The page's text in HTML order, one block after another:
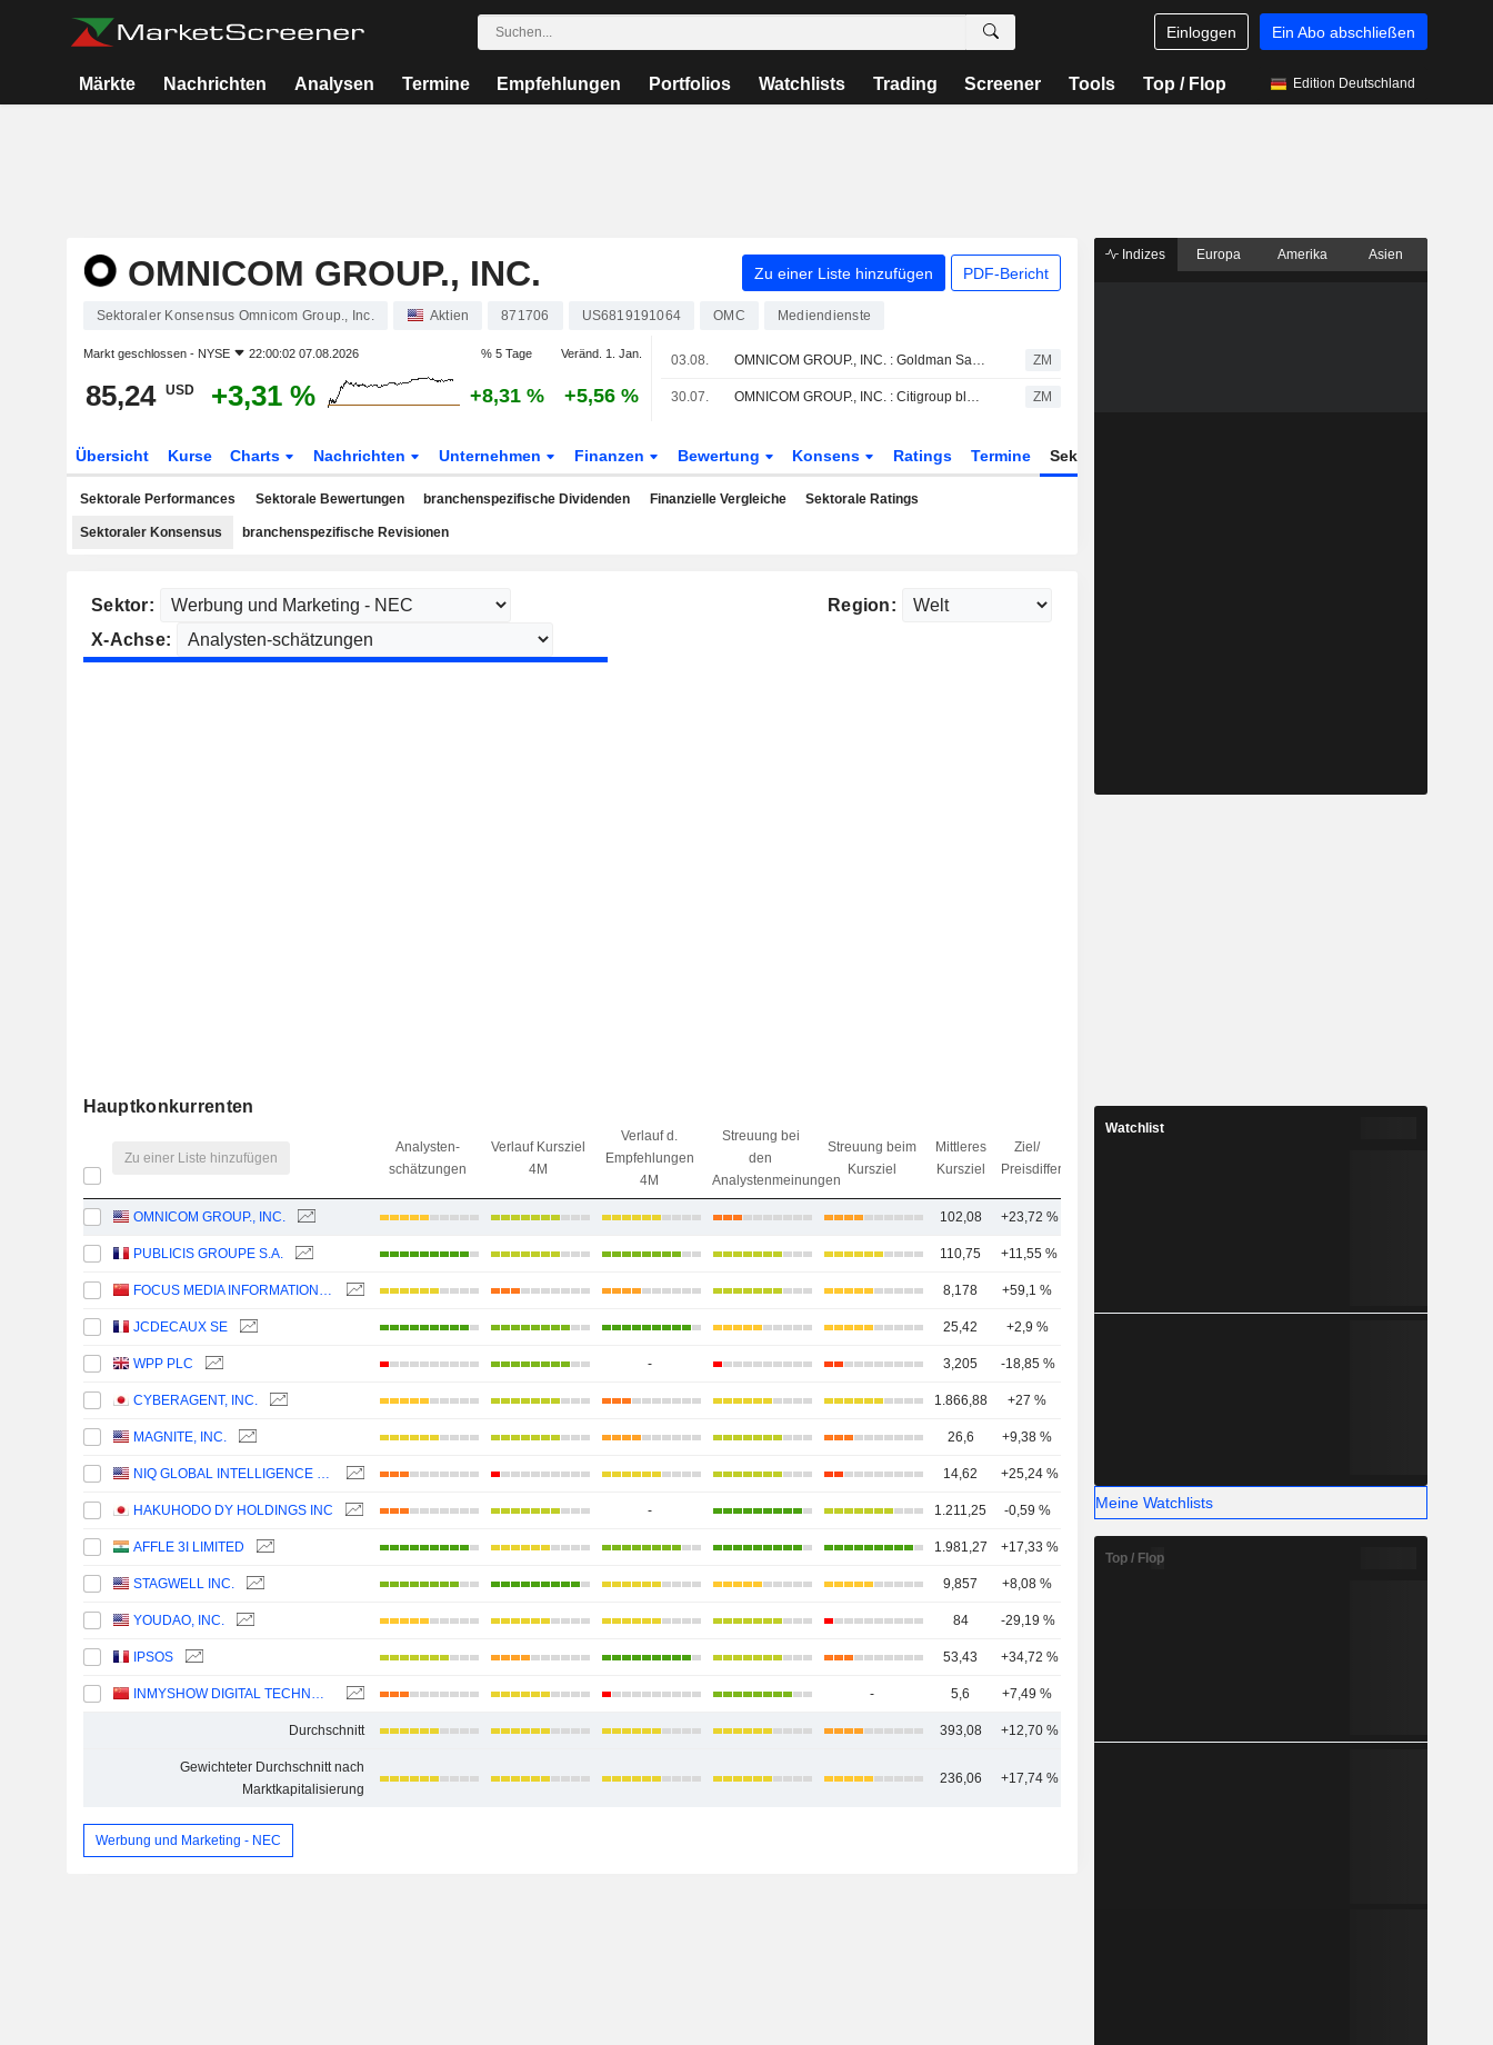
Einloggen Ein Abo abschließen
Märkte Nachrichten Analysen Termine Empfehlungen Portfolios Watchlists Trading Screener Tools Top / Flop Edition Deutschland
OMNICOM GROUP., INC. Zu einer Liste hinzufügen PDF-Bericht
Sektoraler Konsensus Omnicom Group., Inc. Aktien 871706 US6819191064 OMC Mediendienste
Markt geschlossen - NYSE 22:00:02 07.08.2026 % 5 Tage Veränd. 1. Jan.
85,24 USD +3,31 % +8,31 % +5,56 %
03.08. OMNICOM GROUP., INC. : Goldman Sachs gibt eine Kauf-Bewertung ab ZM
30.07. OMNICOM GROUP., INC. : Citigroup bleibt bei seiner Kaufempfehlung ZM
Übersicht Kurse Charts Nachrichten Unternehmen Finanzen Bewertung Konsens Ratings Termine Sektor
Sektorale Performances Sektorale Bewertungen branchenspezifische Dividenden Finanzielle Vergleiche Sektorale Ratings
Sektoraler Konsensus branchenspezifische Revisionen
Sektor:
Region:
X-Achse:
Hauptkonkurrenten
Zu einer Liste hinzufügen
Analysten-
schätzungen
Verlauf Kursziel
4M
Verlauf d.
Empfehlungen
4M
Streuung bei
den
Analystenmeinungen
Streuung beim
Kursziel
Mittleres
Kursziel
Ziel/
Preisdifferenz
OMNICOM GROUP., INC. 102,08 +23,72 %
PUBLICIS GROUPE S.A. 110,75 +11,55 %
FOCUS MEDIA INFORMATION TECHNOLOGY CO., LTD. 8,178 +59,1 %
JCDECAUX SE 25,42 +2,9 %
WPP PLC - 3,205 -18,85 %
CYBERAGENT, INC. 1.866,88 +27 %
MAGNITE, INC. 26,6 +9,38 %
NIQ GLOBAL INTELLIGENCE PLC 14,62 +25,24 %
HAKUHODO DY HOLDINGS INC - 1.211,25 -0,59 % 8
AFFLE 3I LIMITED 1.981,27 +17,33 %
STAGWELL INC. 9,857 +8,08 %
YOUDAO, INC. 84 -29,19 %
IPSOS 53,43 +34,72 %
INMYSHOW DIGITAL TECHNOLOGY(GROUP)CO.,LTD. - 5,6 +7,49 %
Durchschnitt 393,08 +12,70 %
Gewichteter Durchschnitt nach
Marktkapitalisierung
236,06 +17,74 %
Werbung und Marketing - NEC
Indizes Europa Amerika Asien
Watchlist
Meine Watchlists
Top / Flop